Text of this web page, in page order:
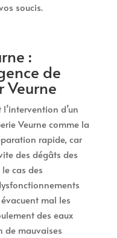
soucis.
:
de
Veurne
d’un
Veurne comme la
rapide, car
des dégâts des
cas des
mal les
des eaux
de mauvaises